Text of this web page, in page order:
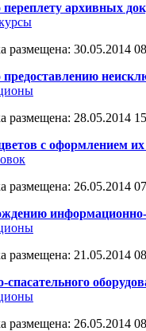
переплету архивных
размещена: 30.05.2014
предоставлению
размещена: 28.05.2014
с оформлением
размещена: 26.05.2014
размещена: 21.05.2014
спасательного
размещена: 26.05.2014